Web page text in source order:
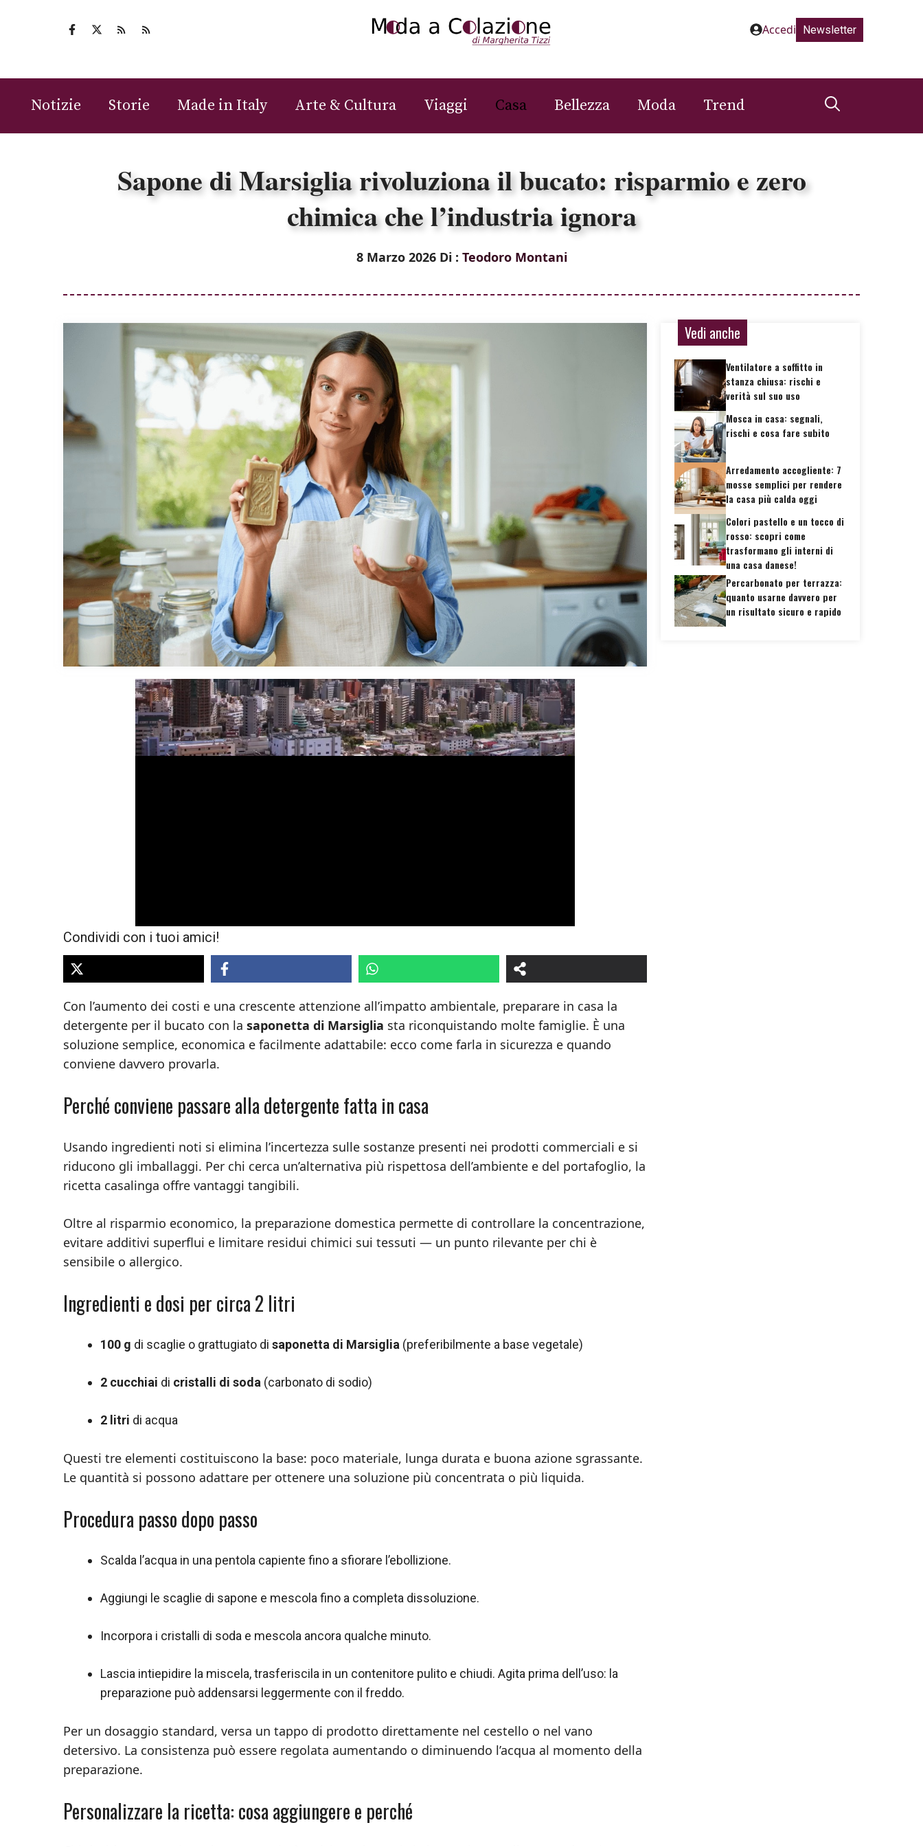
Accedi Newsletter
Notizie Storie Made in Italy Arte & Cultura Viaggi Casa Bellezza Moda Trend
Sapone di Marsiglia rivoluziona il bucato: risparmio e zero
chimica che l’industria ignora
8 Marzo 2026 Di : Teodoro Montani
Condividi con i tuoi amici!
Con l’aumento dei costi e una crescente attenzione all’impatto ambientale, preparare in casa la
detergente per il bucato con la saponetta di Marsiglia sta riconquistando molte famiglie. È una
soluzione semplice, economica e facilmente adattabile: ecco come farla in sicurezza e quando
conviene davvero provarla.
Perché conviene passare alla detergente fatta in casa
Usando ingredienti noti si elimina l’incertezza sulle sostanze presenti nei prodotti commerciali e si
riducono gli imballaggi. Per chi cerca un’alternativa più rispettosa dell’ambiente e del portafoglio, la
ricetta casalinga offre vantaggi tangibili.
Oltre al risparmio economico, la preparazione domestica permette di controllare la concentrazione,
evitare additivi superflui e limitare residui chimici sui tessuti — un punto rilevante per chi è
sensibile o allergico.
Ingredienti e dosi per circa 2 litri
100 g di scaglie o grattugiato di saponetta di Marsiglia (preferibilmente a base vegetale)
2 cucchiai di cristalli di soda (carbonato di sodio)
2 litri di acqua
Questi tre elementi costituiscono la base: poco materiale, lunga durata e buona azione sgrassante.
Le quantità si possono adattare per ottenere una soluzione più concentrata o più liquida.
Procedura passo dopo passo
Scalda l’acqua in una pentola capiente fino a sfiorare l’ebollizione.
Aggiungi le scaglie di sapone e mescola fino a completa dissoluzione.
Incorpora i cristalli di soda e mescola ancora qualche minuto.
Lascia intiepidire la miscela, trasferiscila in un contenitore pulito e chiudi. Agita prima dell’uso: la
preparazione può addensarsi leggermente con il freddo.
Per un dosaggio standard, versa un tappo di prodotto direttamente nel cestello o nel vano
detersivo. La consistenza può essere regolata aumentando o diminuendo l’acqua al momento della
preparazione.
Personalizzare la ricetta: cosa aggiungere e perché
Vedi anche
Ventilatore a soffitto in
stanza chiusa: rischi e
verità sul suo uso
Mosca in casa: segnali,
rischi e cosa fare subito
Arredamento accogliente: 7
mosse semplici per rendere
la casa più calda oggi
Colori pastello e un tocco di
rosso: scopri come
trasformano gli interni di
una casa danese!
Percarbonato per terrazza:
quanto usarne davvero per
un risultato sicuro e rapido